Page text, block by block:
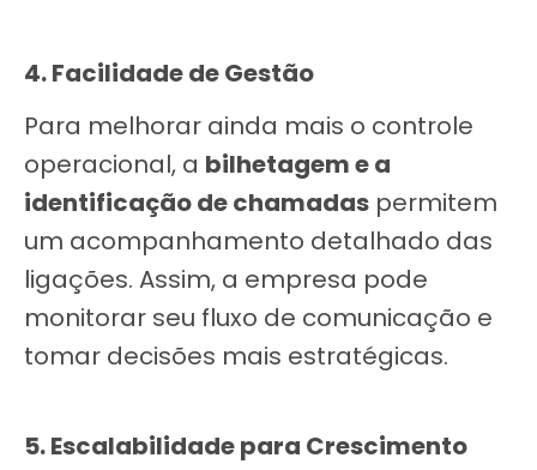
4. Facilidade de Gestão
Para melhorar ainda mais o controle
operacional, a bilhetagem e a
identificação de chamadas permitem
um acompanhamento detalhado das
ligações. Assim, a empresa pode
monitorar seu fluxo de comunicação e
tomar decisões mais estratégicas.
5. Escalabilidade para Crescimento